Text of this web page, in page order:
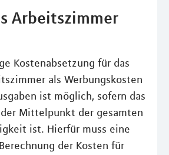
Arbeitszimmer
Kostenabsetzung für das
als Werbungskosten
ist möglich, sofern das
Mittelpunkt der gesamten
ist. Hierfür muss eine
der Kosten für